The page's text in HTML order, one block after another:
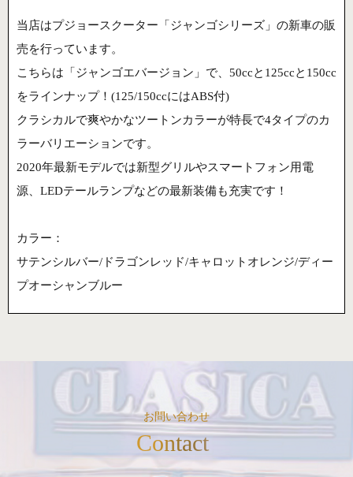
当店はプジョースクーター「ジャンゴシリーズ」の新車の販
売を行っています。
こちらは「ジャンゴエバージョン」で、50ccと125ccと150cc
をラインナップ！(125/150ccにはABS付)
クラシカルで爽やかなツートンカラーが特長で4タイプのカ
ラーバリエーションです。
2020年最新モデルでは新型グリルやスマートフォン用電
源、LEDテールランプなどの最新装備も充実です！
カラー：
サテンシルバー/ドラゴンレッド/キャロットオレンジ/ディー
プオーシャンブルー
お問い合わせ
Contact